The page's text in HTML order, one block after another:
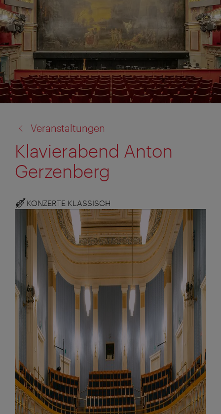
zu:
Veranstaltungen
Klavierabend Anton
Gerzenberg
KONZERTE KLASSISCH